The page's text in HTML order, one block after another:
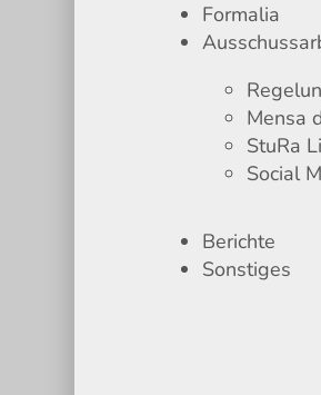
Formalia
Mensa
StuRa
Social
Berichte
Sonstiges